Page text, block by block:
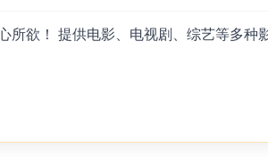
欲！ 提供电影、电视剧、综艺等多